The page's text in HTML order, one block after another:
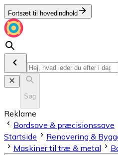
Fortsæt til hovedindhold
Søg
Reklame
Bordsave & præcisionssave
Startside
Renovering &
Maskiner til træ & metal